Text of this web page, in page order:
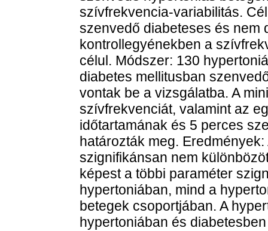
szívfrekvencia-variabilitás.
szenvedő diabeteses és nem
kontrollegyénekben a
célul. Módszer: 130
diabetes mellitusban
vontak be a vizsgálatba. A
szívfrekvenciát, valamint az
időtartamának és 5 perces
határozták meg.
szignifikánsan nem
képest a többi paraméter
hypertoniában, mind a
betegek csoportjában. A
hypertoniában és